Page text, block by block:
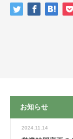
お知らせ
2024.11.14